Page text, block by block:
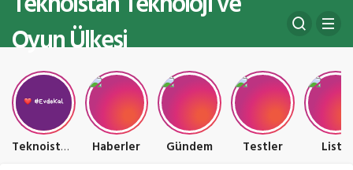
Oyun Ülkesi
Teknoistan Teknoloji ve Oyun Ülkesi Haberler Gündem Testler Liste